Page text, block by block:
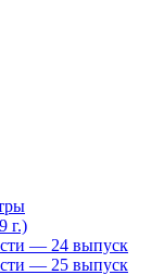
г.)
— 24 выпуск
— 25 выпуск